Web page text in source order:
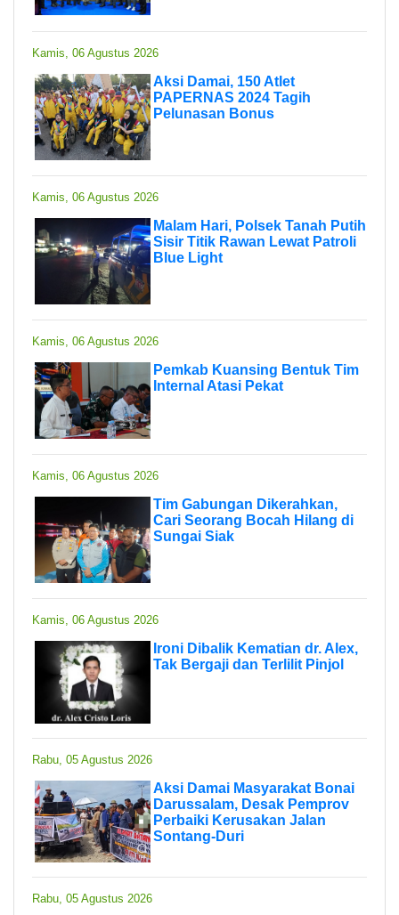
Kamis, 06 Agustus 2026
Aksi Damai, 150 Atlet
PAPERNAS 2024 Tagih
Pelunasan Bonus
Kamis, 06 Agustus 2026
Malam Hari, Polsek Tanah Putih
Sisir Titik Rawan Lewat Patroli
Blue Light
Kamis, 06 Agustus 2026
Pemkab Kuansing Bentuk Tim
Internal Atasi Pekat
Kamis, 06 Agustus 2026
Tim Gabungan Dikerahkan,
Cari Seorang Bocah Hilang di
Sungai Siak
Kamis, 06 Agustus 2026
Ironi Dibalik Kematian dr. Alex,
Tak Bergaji dan Terlilit Pinjol
Rabu, 05 Agustus 2026
Aksi Damai Masyarakat Bonai
Darussalam, Desak Pemprov
Perbaiki Kerusakan Jalan
Sontang-Duri
Rabu, 05 Agustus 2026